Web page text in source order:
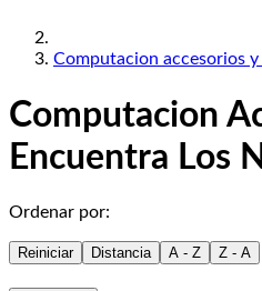
Computacion accesorios
Computacion
Encuentra Los
Ordenar por:
Reiniciar Distancia A - Z Z - A